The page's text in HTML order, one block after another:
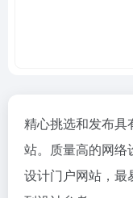
精心挑选和发布具
站。质量高的网络
设计门户网站，最